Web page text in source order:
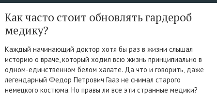
Как часто стоит обновлять гардероб
медику?
Каждый начинающий доктор хотя бы раз в жизни слышал
историю о враче, который ходил всю жизнь принципиально в
одном-единственном белом халате. Да что и говорить, даже
легендарный Федор Петрович Гааз не снимал старого
немецкого костюма. Но правы ли все эти странные медики?